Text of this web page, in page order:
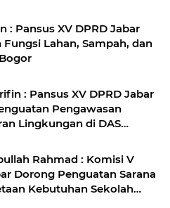
Fungsi Lahan, Sampah, dan
: Pansus XV DPRD Jabar
Pengawasan
Lingkungan di DAS
Rahmad : Komisi V
Dorong Penguatan Sarana
Kebutuhan Sekolah